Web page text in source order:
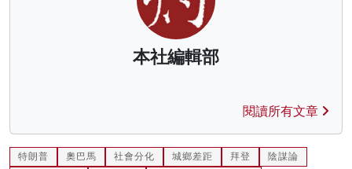
本社編輯部
閱讀所有文章
特朗普 奧巴馬 社會分化 城鄉差距 拜登
陰謀論